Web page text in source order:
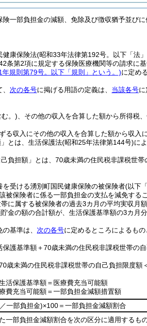
険一部負担金の減額、免除及び徴収猶予並び
健康保険法(昭和33年法律第192号。以下「法
条第2項に規定する保険医療機関等の請求に
年規則第79号。以下「規則」という。)に定め
次の各号に掲げる用語の定義は、 当該各号に
。) 、その他の収入を合算した額から所得税
る収入にその他の収入を合算した額から収入
」とは、生活保護法(昭和25年法律第144号)に
己負担額」とは、70歳未満の住民税非課税世
を受ける湧別町国民健康保険の被保険者(以下
被保険者に係る一部負担金の支払を減免する
に属する被保険者の過去3カ月の平均実収月
金の額の合計額が、生活保護基準額の3カ月
基準は、 次の各号に定めるところによるもの
保護基準額＋70歳未満の住民税非課税世帯の
歳未満の住民税非課税世帯の自己負担限度
活保護基準額＝医療費充当可能額
費充当可能額＝一部負担金減額措置額
一部負担金)×100＝一部負担金減額割合
一部負担金減額割合を次の区分に適用するもの